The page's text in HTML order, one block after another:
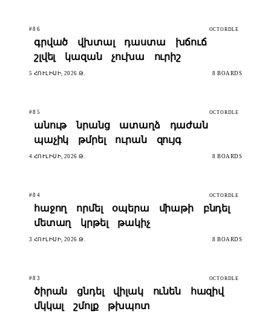
#86 OCTORDLE
գրված վխտալ դաստա
խճուճ
շլվել
կազան չուխա ուրիշ
5 ՀՈՒԼԻՍԻ, 2026 Թ. 8 BOARDS
#85 OCTORDLE
անութ նրանց ատաղձ
դաժան
պաչիկ
թմրել ուրան զույգ
4 ՀՈՒԼԻՍԻ, 2026 Թ. 8 BOARDS
#84 OCTORDLE
հաջող որմել օպերա միաթի
բնդել
մետաղ
կրթել թակիչ
3 ՀՈՒԼԻՍԻ, 2026 Թ. 8 BOARDS
#83 OCTORDLE
ծիրան ցնդել վիլակ ունեն
հազիվ
մկկալ
շմոլք թխպոտ